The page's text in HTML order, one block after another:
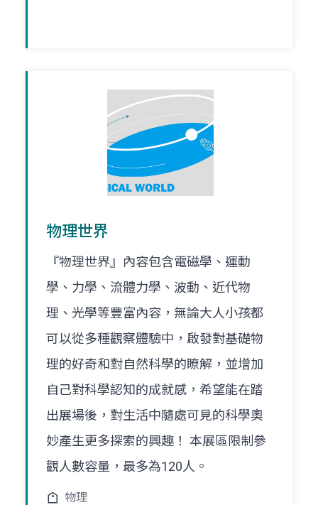
物理世界
『物理世界』內容包含電磁學、運動
學、力學、流體力學、波動、近代物
理、光學等豐富內容，無論大人小孩都
可以從多種觀察體驗中，啟發對基礎物
理的好奇和對自然科學的瞭解，並增加
自己對科學認知的成就感，希望能在踏
出展場後，對生活中隨處可見的科學奧
妙產生更多探索的興趣！ 本展區限制參
觀人數容量，最多為120人。
物理